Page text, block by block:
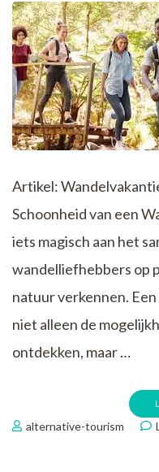
Artikel:
Schoonheid van een
iets magisch aan het
wandelliefhebbers op
natuur verkennen.
niet alleen de
ontdekken, maar …
alternative-tourism